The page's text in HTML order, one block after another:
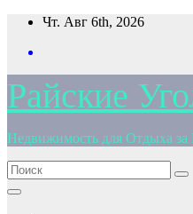
Перейти
содержимому
Чт. Авг 6th, 2026
Райские
Недвижимость для Отдыха за